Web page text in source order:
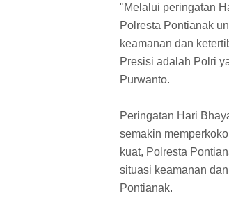
"Melalui peringatan
Polresta Pontianak
keamanan dan
Presisi adalah Polri
Purwanto.
Peringatan Hari
semakin
kuat, Polresta
situasi keamanan
Pontianak.